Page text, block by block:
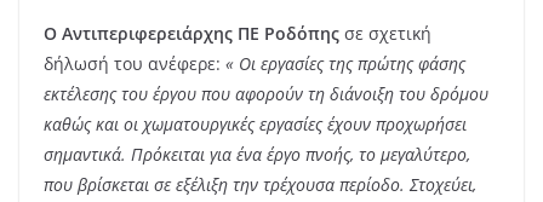
Ο Αντιπεριφερειάρχης ΠΕ Ροδόπης σε σχετική
δήλωσή του ανέφερε: « Οι εργασίες της πρώτης φάσης
εκτέλεσης του έργου που αφορούν τη διάνοιξη του δρόμου
καθώς και οι χωματουργικές εργασίες έχουν προχωρήσει
σημαντικά. Πρόκειται για ένα έργο πνοής, το μεγαλύτερο,
που βρίσκεται σε εξέλιξη την τρέχουσα περίοδο. Στοχεύει,